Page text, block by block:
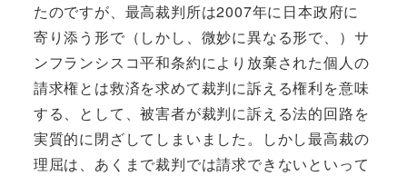
たのですが、最高裁判所は2007年に日本政府に
寄り添う形で（しかし、微妙に異なる形で、）サ
ンフランシスコ平和条約により放棄された個人の
請求権とは救済を求めて裁判に訴える権利を意味
する、として、被害者が裁判に訴える法的回路を
実質的に閉ざしてしまいました。しかし最高裁の
理屈は、あくまで裁判では請求できないといって